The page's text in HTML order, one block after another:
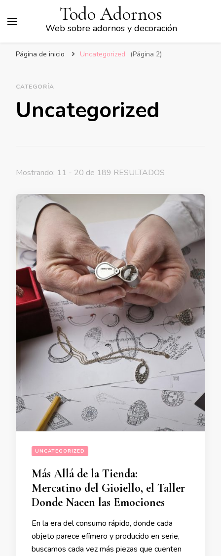
Todo Adornos
Web sobre adornos y decoración
Página de inicio Uncategorized (Página 2)
CATEGORÍA
Uncategorized
Mostrando: 11 - 20 de 189 RESULTADOS
UNCATEGORIZED
Más Allá de la Tienda:
Mercatino del Gioiello, el Taller
Donde Nacen las Emociones
En la era del consumo rápido, donde cada
objeto parece efímero y producido en serie,
buscamos cada vez más piezas que cuenten